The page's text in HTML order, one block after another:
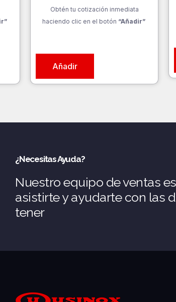
Obtén tu cotización inmediata
haciendo clic en el botón “Añadir”
Añadir
¿Necesitas Ayuda?
Nuestro equipo de ventas
asistirte y ayudarte con las
tener